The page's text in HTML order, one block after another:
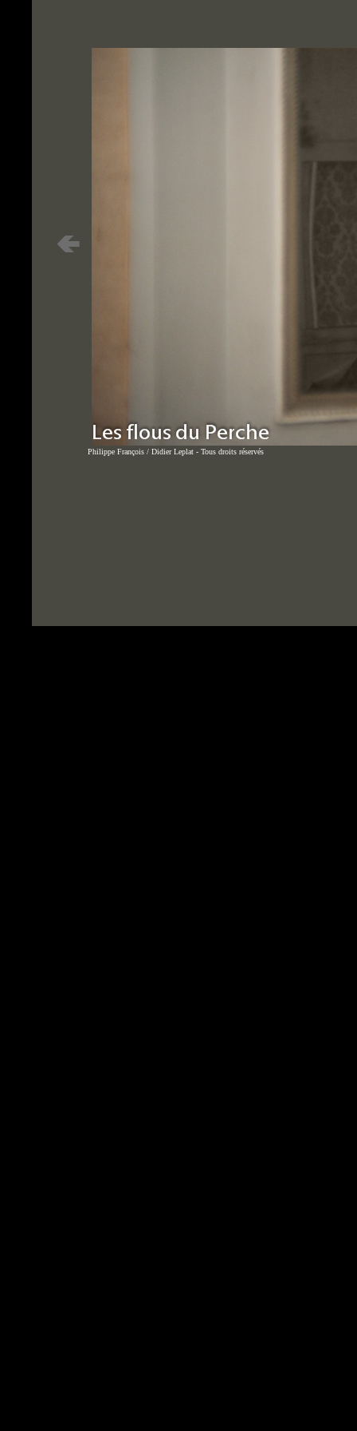
Philippe François / Didier Leplat - Tous droits réservés